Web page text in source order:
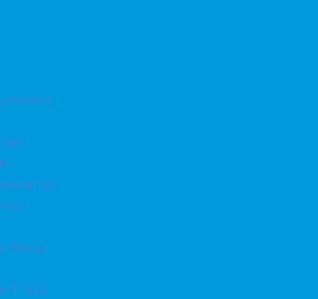
Título